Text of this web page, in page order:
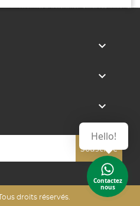



droits réservés.
Contactez
nous
Hello!